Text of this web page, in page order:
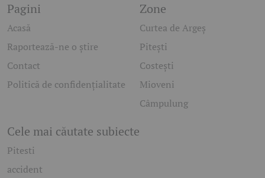
Pagini
Acasă
Raportează-ne o știre
Contact
Politică de confidențialitate
Zone
Curtea de Argeș
Pitești
Costești
Mioveni
Câmpulung
Cele mai căutate subiecte
Pitesti
accident